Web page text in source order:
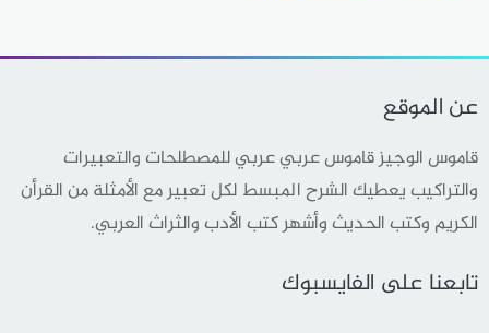
عن الموقع
قاموس الوجيز قاموس عربي عربي للمصطلحات والتعبيرات
والتراكيب يعطيك الشرح المبسط لكل تعبير مع الأمثلة من القرأن
الكريم وكتب الحديث وأشهر كتب الأدب والثراث العربي.
تابعنا على الفايسبوك